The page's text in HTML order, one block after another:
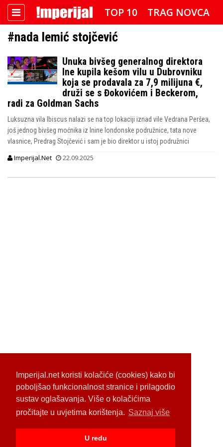
Imperijal.net koristi kolačiće (cookies) kako bi
poboljšao funkcionalnost stranice i prilagodio
sustav oglašavanja. Više o kolačićima
pročitajte u uvjetima korištenja. Saznaj više
U redu
TOP 10
TRAG NOVCA
DETEKTOR
FOTO SPECIJAL
IMPERIJAL VIDEO
RADAR
IMPERIJAL & FREETIME
IMPERIJALOVE POZNATE FACE
#nada lemić stojčević
Unuka bivšeg generalnog direktora
Ine kupila kešom vilu u Dubrovniku
koja se prodavala za 7,9 milijuna €,
druži se s Đokovićem i Beckerom,
radi za Goldman Sachs
Luksuzna vila Ibiscus nalazi se na top lokaciji iznad vile Vedrana Peršea,
još jednog bivšeg moćnika iz Inine londonske podružnice, tata nove
vlasnice, Predrag Stojčević i sam je bio direktor u istoj podružnici
Imperijal.Net 22.09.2025